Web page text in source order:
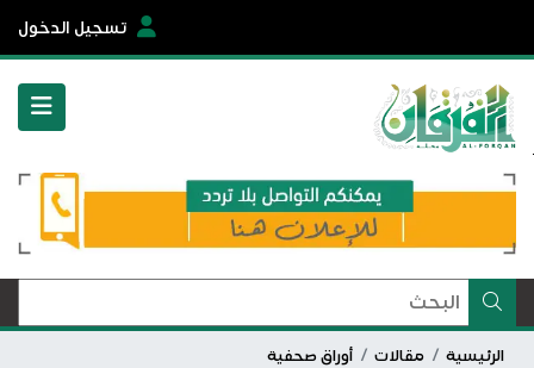
تسجيل الدخول
الرئيسية مقالات
أوراق صحفية